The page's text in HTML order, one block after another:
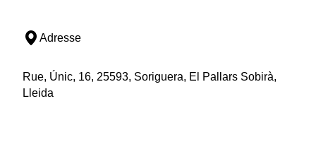
Adresse
Rue, Únic, 16, 25593, Soriguera, El Pallars Sobirà,
Lleida